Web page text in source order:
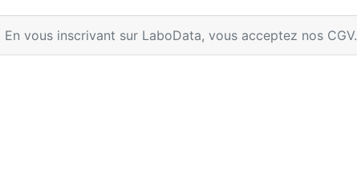
En vous inscrivant sur LaboData,vous acceptez nos CGV.